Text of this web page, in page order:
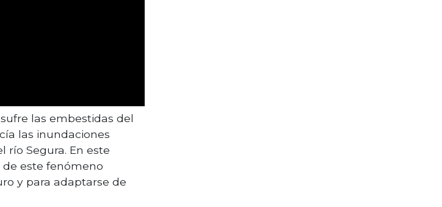
las embestidas del
las inundaciones
río Segura. En este
este fenómeno
y para adaptarse de